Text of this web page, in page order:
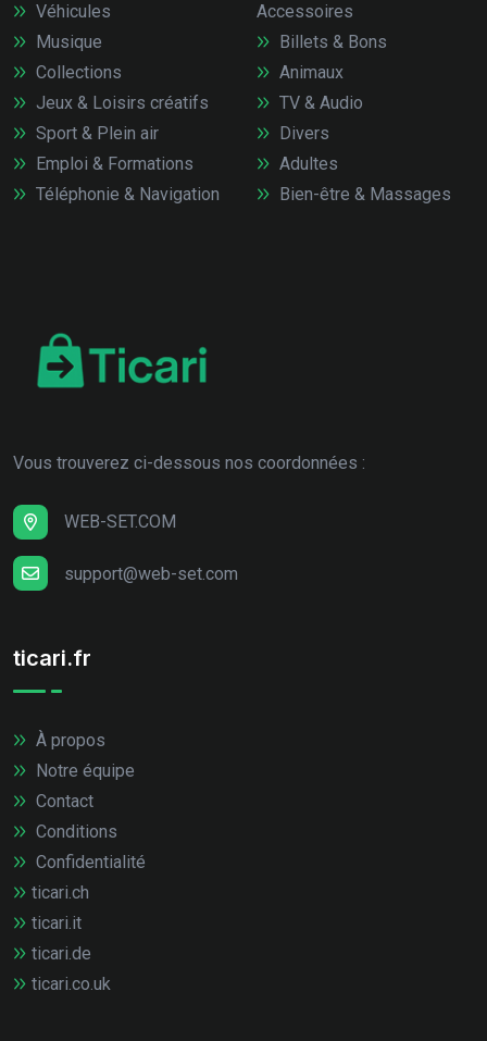
Véhicules
Accessoires
Musique
Collections
Jeux & Loisirs créatifs
Sport & Plein air
Emploi & Formations
Téléphonie & Navigation
Billets & Bons
Animaux
TV & Audio
Divers
Adultes
Bien-être & Massages
Vous trouverez ci-dessous nos coordonnées :
WEB-SET.COM
support@web-set.com
ticari.fr
À propos
Notre équipe
Contact
Conditions
Confidentialité
ticari.ch
ticari.it
ticari.de
ticari.co.uk